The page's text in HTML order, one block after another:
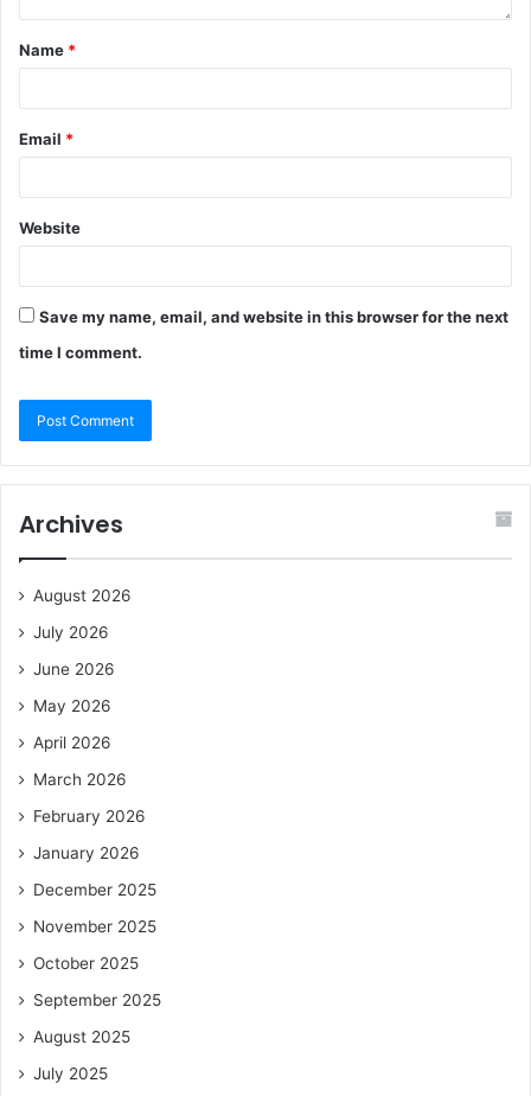
Name *
Email *
Website
Save my name, email, and website in this browser for the next
time I comment.
Archives
August 2026
July 2026
June 2026
May 2026
April 2026
March 2026
February 2026
January 2026
December 2025
November 2025
October 2025
September 2025
August 2025
July 2025